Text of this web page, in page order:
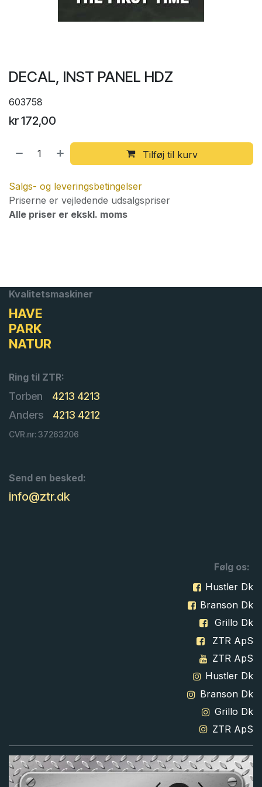
DECAL, INST PANEL HDZ
603758
kr172,00
Tilføj til kurv
Salgs- og leveringsbetingelser
Priserne er vejledende udsalgspriser
Alle priser er ekskl. moms
Kvalitetsmaskiner
HAVE
PARK
NATUR
Ring til ZTR:
Torben
4213 4213
Anders
4213 4212
CVR.nr: 37263206
Send en besked:
info@ztr.dk
Følg os:
Hustler Dk
Branson Dk
Grillo Dk
ZTR ApS
ZTR ApS
Hustler Dk
Branson Dk
Grillo Dk
ZTR ApS